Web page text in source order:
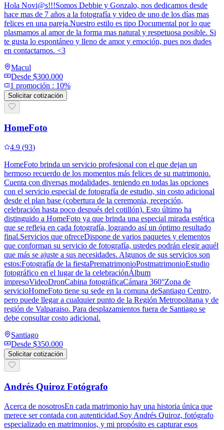
Hola Novi@s!!!Somos Debbie y Gonzalo, nos dedicamos desde
hace mas de 7 años a la fotografía y video de uno de los días mas
felices en una pareja.Nuestro estilo es tipo Documental por lo que
plasmamos al amor de la forma mas natural y respetuosa posible. Si
te gusta lo espontáneo y lleno de amor y emoción, pues nos dudes
en contactarnos. <3
Macul
Desde $300.000
1 promoción : 10%
Solicitar cotización
HomeFoto
4.9 (93)
HomeFoto brinda un servicio profesional con el que dejan un
hermoso recuerdo de los momentos más felices de su matrimonio.
Cuenta con diversas modalidades, teniendo en todas las opciones
con el servicio especial de fotografía de estudio, sin costo adicional
desde el plan base (cobertura de la ceremonia, recepción,
celebración hasta poco después del cotillón). Esto último ha
distinguido a HomeFoto ya que brinda una especial mirada estética
que se refleja en cada fotografía, logrando así un óptimo resultado
final.Servicios que ofreceDispone de varios paquetes y elementos
que conforman su servicio de fotografía, ustedes podrán elegir aquél
que más se ajuste a sus necesidades. Algunos de sus servicios son
estos:Fotografía de la fiestaPrematrimonioPostmatrimonioEstudio
fotográfico en el lugar de la celebraciónÁlbum
impresoVideoDronCabina fotográficaCámara 360°Zona de
servicioHomeFoto tiene su sede en la comuna deSantiago Centro,
pero puede llegar a cualquier punto de la Región Metropolitana y de
región de Valparaiso. Para desplazamientos fuera de Santiago se
debe consultar costo adicional.
Santiago
Desde $350.000
Solicitar cotización
Andrés Quiroz Fotógrafo
Acerca de nosotrosEn cada matrimonio hay una historia única que
merece ser contada con autenticidad.Soy Andrés Quiroz, fotógrafo
especializado en matrimonios, y mi propósito es capturar esos